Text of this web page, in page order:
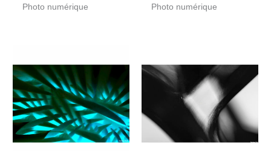
Photo numérique Photo numérique
600€
à
1000€
prix :
600€
à
1000€